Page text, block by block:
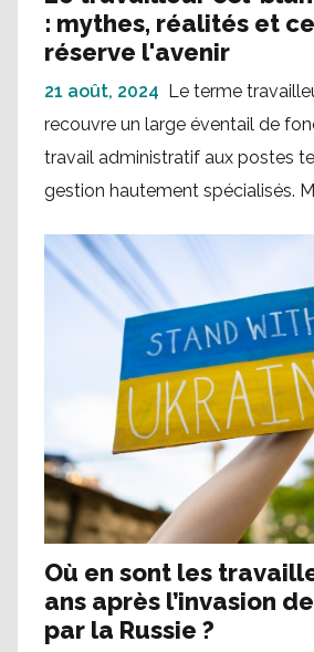
: mythes, réalités et
réserve l'avenir
21 août, 2024
Le terme
recouvre un large éventail de
travail administratif aux postes
gestion hautement spécialisés.
Où en sont les
ans après l’invasion
par la Russie ?